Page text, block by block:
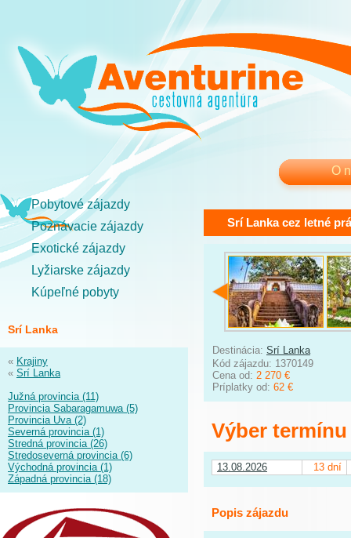
O
Pobytové zájazdy
Poznávacie zájazdy
Exotické zájazdy
Lyžiarske zájazdy
Kúpeľné pobyty
Srí Lanka
« Krajiny
« Srí Lanka
Južná provincia (11)
Provincia Sabaragamuwa (5)
Provincia Uva (2)
Severná provincia (1)
Stredná provincia (26)
Stredoseverná provincia (6)
Východná provincia (1)
Západná provincia (18)
Srí Lanka cez letné
Destinácia: Srí Lanka
Kód zájazdu: 1370149
Cena od: 2 270 €
Príplatky od: 62 €
Výber termínu
13.08.2026 13 dní
Popis zájazdu